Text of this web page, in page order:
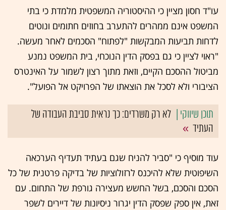
עו"ד חסון מציין כי ההיסטוריה המשפטית מלמדת כי בתי
המשפט אינם ממהרים להתערב בחוזים חתומים ונוטים
לדחות תביעות המבקשות "לפתוח" הסכמים לאחר מעשה.
"ראוי לציין כי גם בפסק הדין הנוכחי, בית המשפט נמנע
מביטול ההסכם הקיים, וזאת מתוך רצון לשמור על האינטרס
הציבורי ולא לסכל את הוצאתו של הפרויקט אל הפועל".
לא רק משרדים: כך נראית סביבת העבודה של
העתיד
עוד מוסיף כי "סביר להניח שגם בעתיד תעדיף הערכאה
השיפוטית שלא להיכנס לרזולוציות של בדיקה פרטנית של כל
הסכם והסכם, בשל החשש מעצירה גורפת של התחום. עם
זאת, אין ספק שפסק הדין יגרור ניסיונות של דיירים לשפר